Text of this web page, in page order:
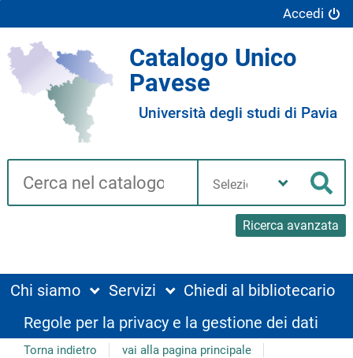
Accedi
Catalogo Unico
Pavese
Università degli studi di Pavia
Cerca su "Catalogo"
Ricerca avanzata
biblioteca
Chi siamo Servizi
Chiedi al bibliotecario
Regole per la privacy e la gestione dei dati
Torna indietro vai alla pagina principale